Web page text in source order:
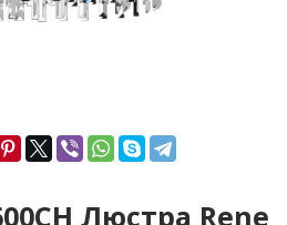
Люстра Rene